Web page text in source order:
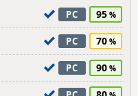
PC 95
PC 70
PC 90